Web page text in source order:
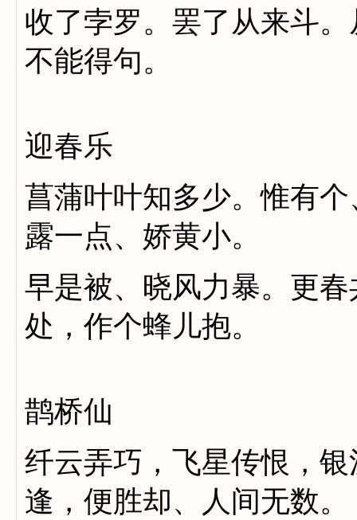
收了孛罗。罢了从来斗
不能得句。
迎春乐
菖蒲叶叶知多少。惟有
露一点、娇黄小。
早是被、晓风力暴。更
处，作个蜂儿抱。
鹊桥仙
纤云弄巧，飞星传恨，
逢，便胜却、人间无数。